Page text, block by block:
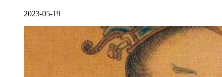
2023-05-19